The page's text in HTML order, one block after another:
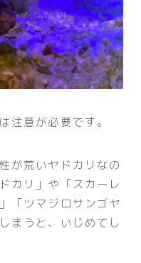
注意が必要です。
が荒いヤドカリなの
カリ」や「スカーレ
「ツマジロサンゴヤ
まうと、いじめてし